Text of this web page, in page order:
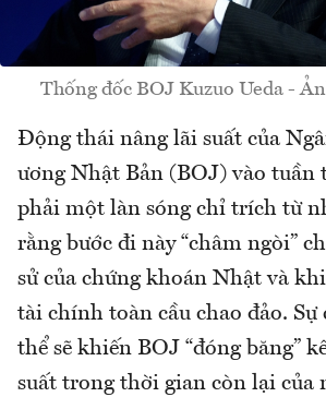
Thống đốc BOJ Kuzuo Ueda -
Động thái nâng lãi suất của
ương Nhật Bản (BOJ) vào tuần
phải một làn sóng chỉ trích từ
rằng bước đi này “châm ngòi”
sử của chứng khoán Nhật và
tài chính toàn cầu chao đảo.
thể sẽ khiến BOJ “đóng băng”
suất trong thời gian còn lại của